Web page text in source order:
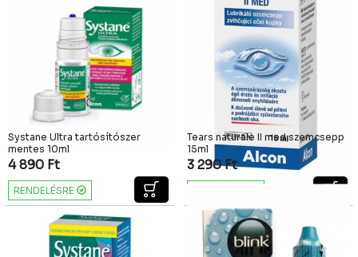
Systane Ultra tartósítószer
mentes 10ml
4 890 Ft
RENDELÉSRE
Tears naturale II med szemcsepp
15ml
3 290Ft